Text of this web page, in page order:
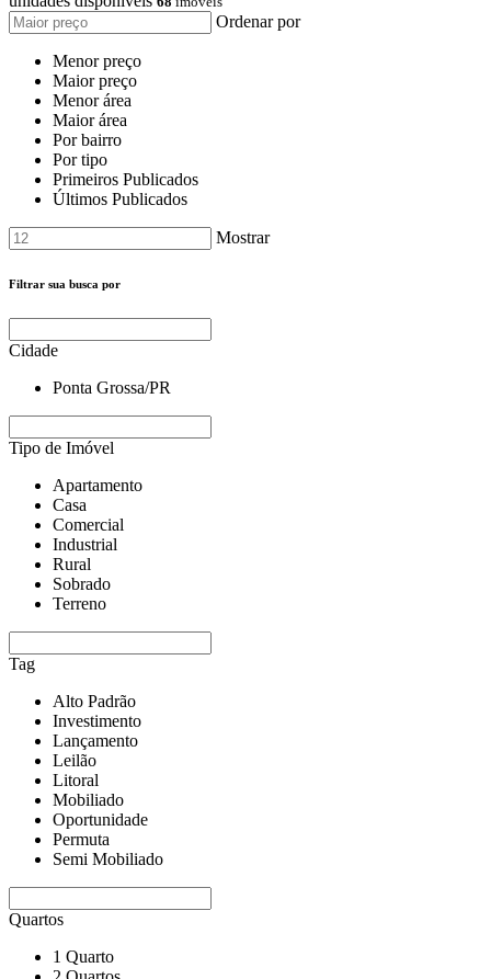
Ordenar por
Menor preço
Maior preço
Menor área
Maior área
Por bairro
Por tipo
Primeiros Publicados
Últimos Publicados
Mostrar
Filtrar sua busca por
Cidade
Ponta Grossa/PR
Tipo de Imóvel
Apartamento
Casa
Comercial
Industrial
Rural
Sobrado
Terreno
Tag
Alto Padrão
Investimento
Lançamento
Leilão
Litoral
Mobiliado
Oportunidade
Permuta
Semi Mobiliado
Quartos
1 Quarto